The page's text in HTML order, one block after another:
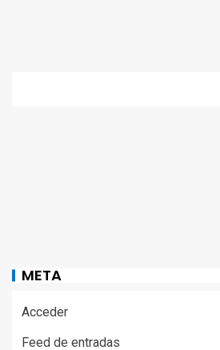
META
Acceder
Feed de entradas